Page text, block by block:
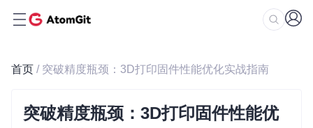
首页 / 突破精度瓶颈：3D打印固件性能优化实战指南
突破精度瓶颈：3D打印固件性能优